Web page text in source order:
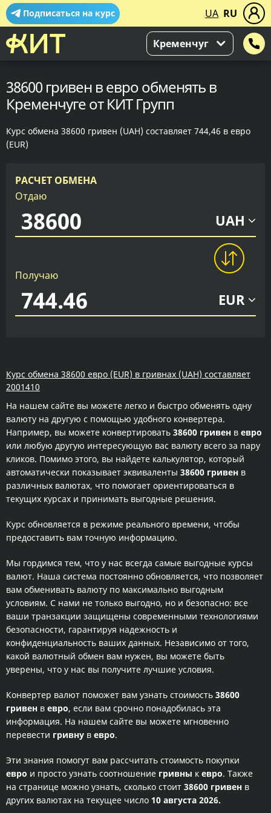
Подписаться на курс UA RU
Кременчуг
38600 гривен в евро обменять в
Кременчуге от КИТ Групп
Курс обмена 38600 гривен (UAH) составляет 744,46 в евро
(EUR)
РАСЧЕТ ОБМЕНА
Отдаю
UAH
Получаю
EUR
Курс обмена 38600 евро (EUR) в гривнах (UAH) составляет
2001410
На нашем сайте вы можете легко и быстро обменять одну
валюту на другую с помощью удобного конвертера.
Например, вы можете конвертировать 38600 гривен в евро
или любую другую интересующую вас валюту всего за пару
кликов. Помимо этого, вы найдете калькулятор, который
автоматически показывает эквиваленты 38600 гривен в
различных валютах, что помогает ориентироваться в
текущих курсах и принимать выгодные решения.
Курс обновляется в режиме реального времени, чтобы
предоставить вам точную информацию.
Мы гордимся тем, что у нас всегда самые выгодные курсы
валют. Наша система постоянно обновляется, что позволяет
вам обменивать валюту по максимально выгодным
условиям. С нами не только выгодно, но и безопасно: все
ваши транзакции защищены современными технологиями
безопасности, гарантируя надежность и
конфиденциальность ваших данных. Независимо от того,
какой валютный обмен вам нужен, вы можете быть
уверены, что у нас вы получите лучшие условия.
Конвертер валют поможет вам узнать стоимость 38600
гривен в евро, если вам срочно понадобилась эта
информация. На нашем сайте вы можете мгновенно
перевести гривну в евро.
Эти знания помогут вам рассчитать стоимость покупки
евро и просто узнать соотношение гривны к евро. Также
на странице можно узнать, сколько стоит 38600 гривен в
других валютах на текущее число 10 августа 2026.